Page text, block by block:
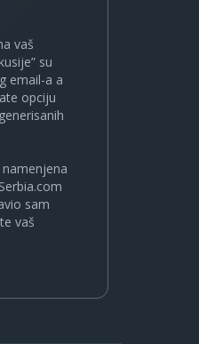
vaš
su
email-a a
opciju
sam
vaš